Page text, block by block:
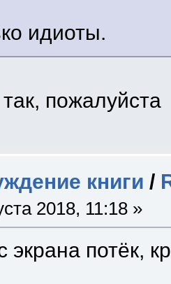
идиоты.
пожалуйста
книги /
2018, 11:18 »
потёк,